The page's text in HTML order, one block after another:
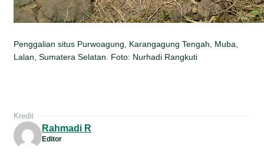
Penggalian situs Purwoagung, Karangagung Tengah, Muba,
Lalan, Sumatera Selatan. Foto: Nurhadi Rangkuti
Kredit
Rahmadi R
Editor